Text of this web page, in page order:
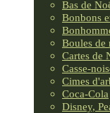
Bas de
Bonbons
Boules de
Cartes de
Casse-
Cimes
Coca-Cola
Disney,